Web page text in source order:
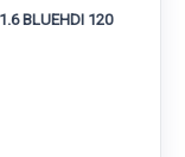
BLUEHDI 120